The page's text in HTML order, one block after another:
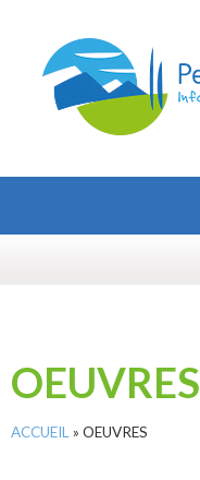
OEUVRES
ACCUEIL » OEUVRES